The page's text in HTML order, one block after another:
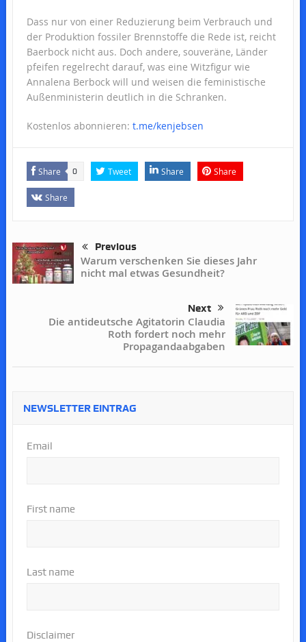
Dass nur von einer Reduzierung beim Verbrauch und
der Produktion fossiler Brennstoffe die Rede ist, reicht
Baerbock nicht aus. Doch andere, souveräne, Länder
pfeifen regelrecht darauf, was eine Witzfigur wie
Annalena Berbock will und weisen die feministische
Außenministerin deutlich in die Schranken.
Kostenlos abonnieren: t.me/kenjebsen
Share 0 Tweet Share Share
Share
Previous
Warum verschenken Sie dieses Jahr
nicht mal etwas Gesundheit?
Next
Die antideutsche Agitatorin Claudia
Roth fordert noch mehr
Propagandaabgaben
NEWSLETTER EINTRAG
Email
First name
Last name
Disclaimer